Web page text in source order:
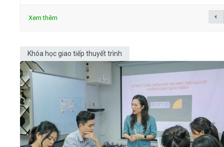
Xem thêm
Khóa học giao tiếp thuyết trình